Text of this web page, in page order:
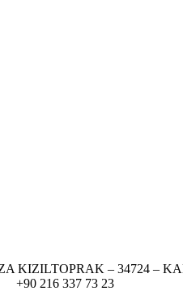
KIZILTOPRAK – 34724 –
+90 216 337 73 23